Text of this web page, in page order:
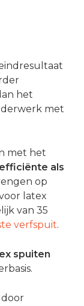
het
met
met het
efficiënte als
op
latex
van 35
verfspuit.
spuiten